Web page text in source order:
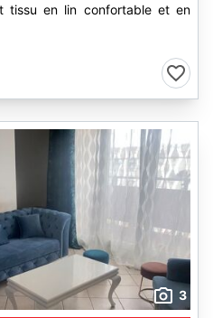
tissu en lin confortable et en
3